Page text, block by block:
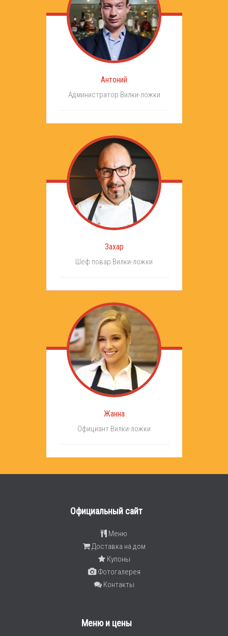
Антоний
Администратор Вилки-ложки
Захар
Шеф повар Вилки-ложки
Жанна
Официант Вилки-ложки
Официальный сайт
Меню
Доставка на дом
Купоны
Фотогалерея
Контакты
Меню и цены